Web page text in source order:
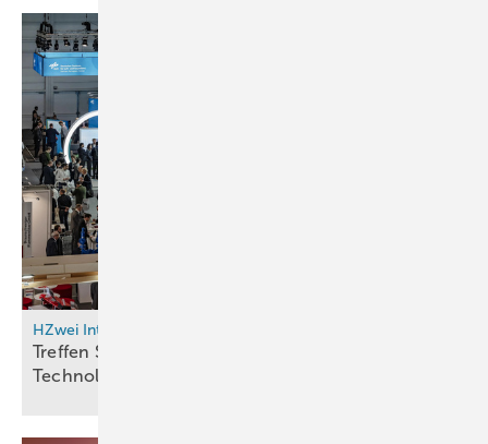
HZwei Intern
Treffen Sie das HZwei-Team auf der Hydrogen
Technology World Expo in